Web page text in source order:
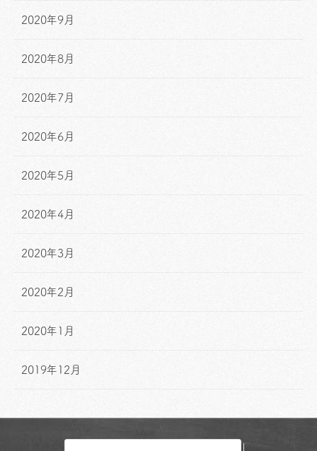
2020年9月
2020年8月
2020年7月
2020年6月
2020年5月
2020年4月
2020年3月
2020年2月
2020年1月
2019年12月